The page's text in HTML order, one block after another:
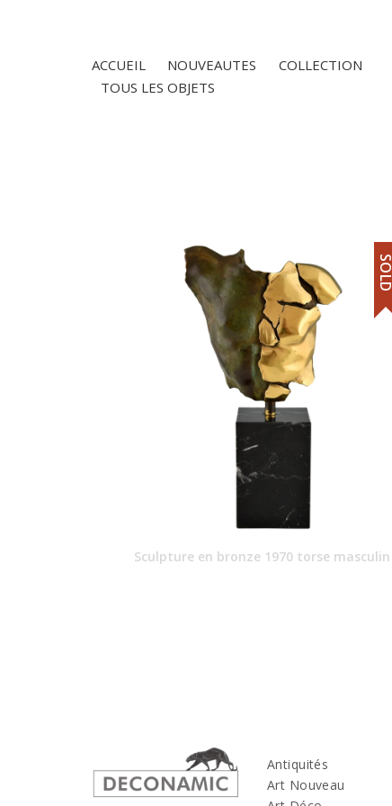
ACCUEIL NOUVEAUTES
COLLECTION
TOUS LES OBJETS
Sculpture en bronze 1970 torse masculin
SOLD
Antiquités
Art Nouveau